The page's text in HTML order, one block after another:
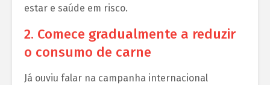
estar e saúde em risco.
2. Comece gradualmente a reduzir
o consumo de carne
Já ouviu falar na campanha internacional